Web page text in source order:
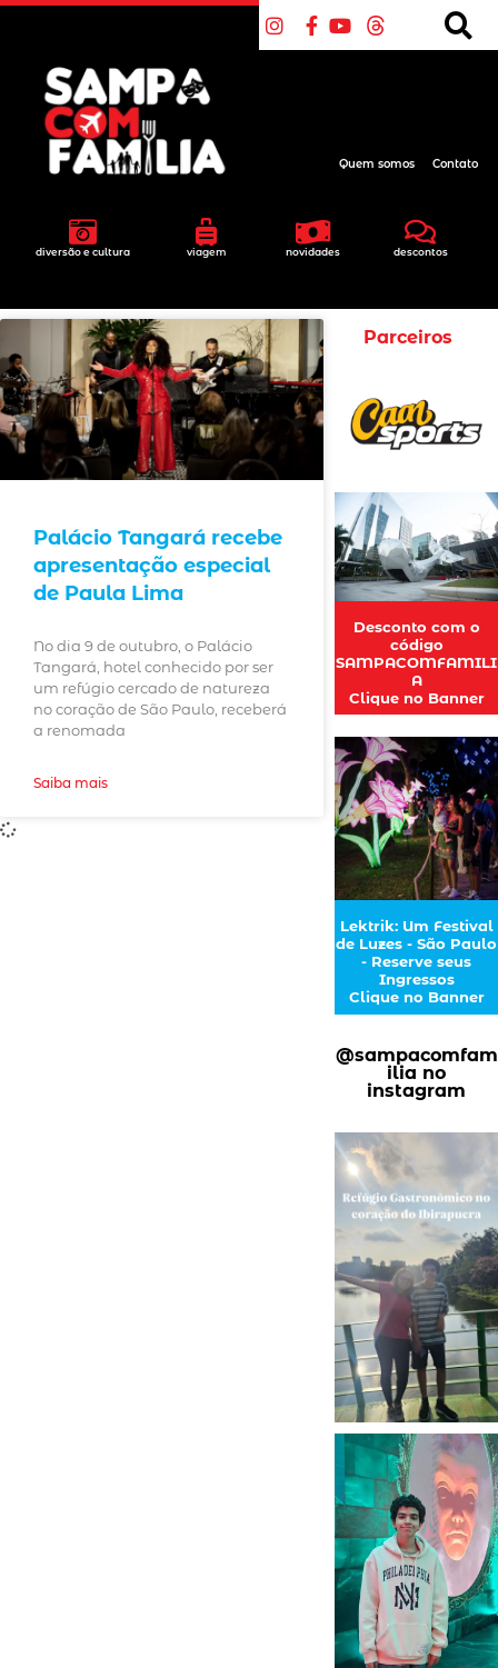
diversão e cultura viagem novidades descontos
Quem somos Contato
Palácio Tangará recebe
apresentação especial
de Paula Lima
No dia 9 de outubro, o Palácio
Tangará, hotel conhecido por ser
um refúgio cercado de natureza
no coração de São Paulo, receberá
a renomada
Saiba mais
Parceiros
Desconto com o
código
SAMPACOMFAMILI
A
Clique no Banner
Lektrik: Um Festival
de Luzes - São Paulo
- Reserve seus
Ingressos
Clique no Banner
@sampacomfam
ilia no
instagram